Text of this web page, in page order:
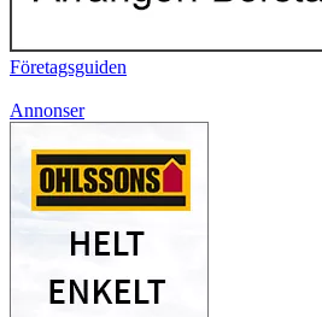
Företagsguiden
Annonser